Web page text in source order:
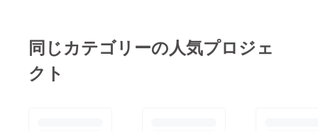
同じカテゴリーの人気プロジェ
クト